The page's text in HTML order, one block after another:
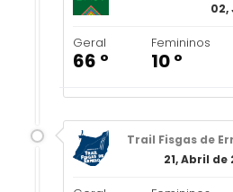
02,
Geral
66 º
Femininos
10 º
Trail Fisgas de
21, Abril de